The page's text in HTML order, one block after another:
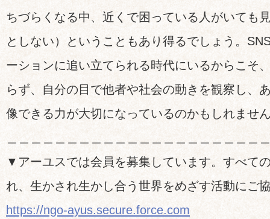
ちづらくなる中、近くで困っている人がいても
としない）ということもあり得るでしょう。
ーションに追い立てられる時代にいるからこそ
らず、自分の目で他者や社会の動きを観察し、
像できる力が大切になっているのかもしれませ
＿＿＿＿＿＿＿＿＿＿＿＿＿＿＿＿＿＿＿＿＿
▼アーユスでは会員を募集しています。すべて
れ、生かされ生かし合う世界をめざす活動にご
https://ngo-ayus.secure.force.com